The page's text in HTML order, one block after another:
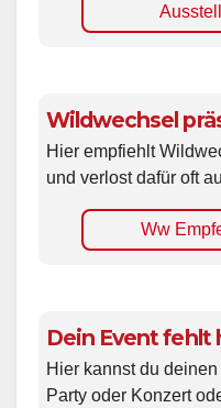
Wildwechsel
Hier empfiehlt
und verlost dafür oft
Ww
Dein Event fehlt
Hier kannst du
Party oder Konzert